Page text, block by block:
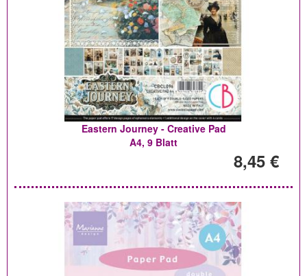
Eastern Journey - Creative Pad
A4, 9 Blatt
8,45 €